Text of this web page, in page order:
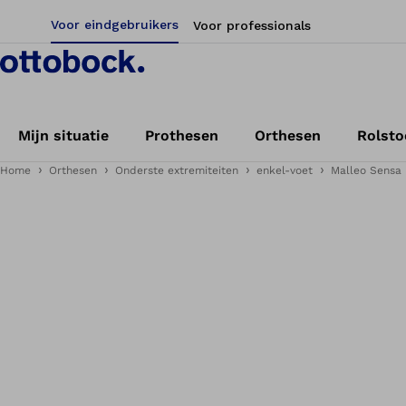
Voor eindgebruikers Voor professionals
Mijn situatie Prothesen Orthesen
Home Orthesen Onderste extremiteiten enkel-voet Malleo Sensa